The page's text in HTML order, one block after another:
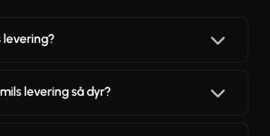
levering?
levering så dyr?